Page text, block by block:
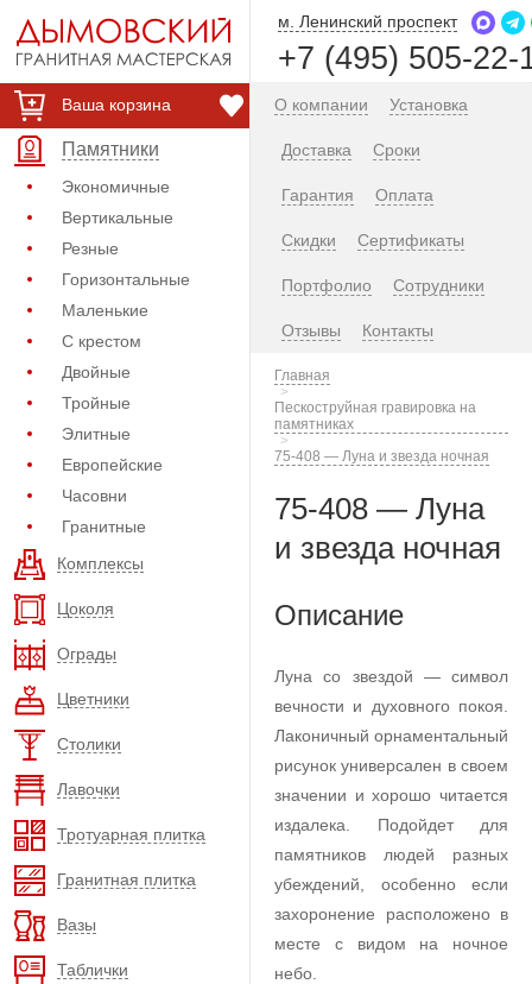
Ваша корзина
Памятники
Экономичные
Вертикальные
Резные
Горизонтальные
Маленькие
С крестом
Двойные
Тройные
Элитные
Европейские
Часовни
Гранитные
Комплексы
Цоколя
Ограды
Цветники
Столики
Лавочки
Тротуарная плитка
Гранитная плитка
Вазы
Таблички
м. Ленинский проспект
+7 (495) 505-22-
О компании Установка
Доставка Сроки
Гарантия Оплата
Скидки Сертификаты
Портфолио Сотрудники
Отзывы Контакты
Главная
Пескоструйная гравировка на
памятниках
75-408 — Луна и звезда ночная
75-408 — Луна
и звезда ночная
Описание
Луна со звездой — символ
вечности и духовного покоя.
Лаконичный орнаментальный
рисунок универсален в своем
значении и хорошо читается
издалека. Подойдет для
памятников людей разных
убеждений, особенно если
захоронение расположено в
месте с видом на ночное
небо.